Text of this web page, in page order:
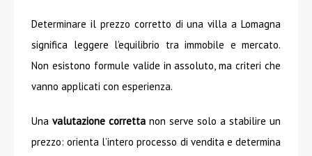
Determinare il prezzo corretto di una villa a Lomagna
significa leggere l’equilibrio tra immobile e mercato.
Non esistono formule valide in assoluto, ma criteri che
vanno applicati con esperienza.
Una valutazione corretta non serve solo a stabilire un
prezzo: orienta l’intero processo di vendita e determina